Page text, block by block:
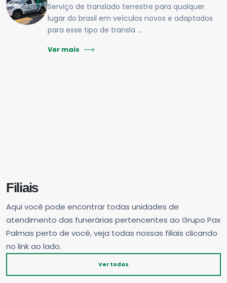
Serviço de translado terrestre para qualquer
lugar do brasil em veículos novos e adaptados
para esse tipo de transla ...
Ver mais
Filiais
Aqui você pode encontrar todas unidades de
atendimento das funerárias pertencentes ao Grupo Pax
Palmas perto de você, veja todas nossas filiais clicando
no link ao lado.
Ver todas